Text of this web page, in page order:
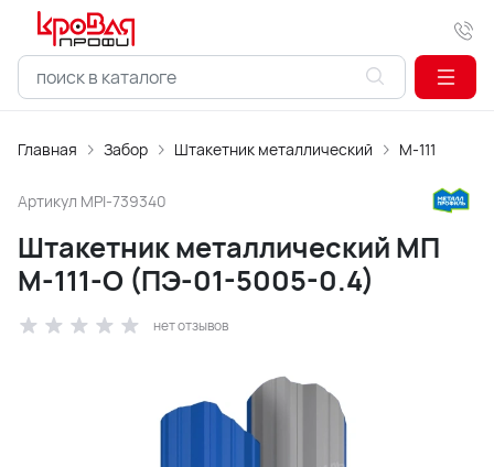
Главная Забор Штакетник металлический М-111
Артикул MPI-739340
Штакетник металлический МП
М-111-О (ПЭ-01-5005-0.4)
нет отзывов